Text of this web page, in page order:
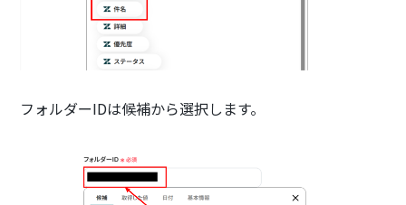
フォルダーIDは候補から選択します。